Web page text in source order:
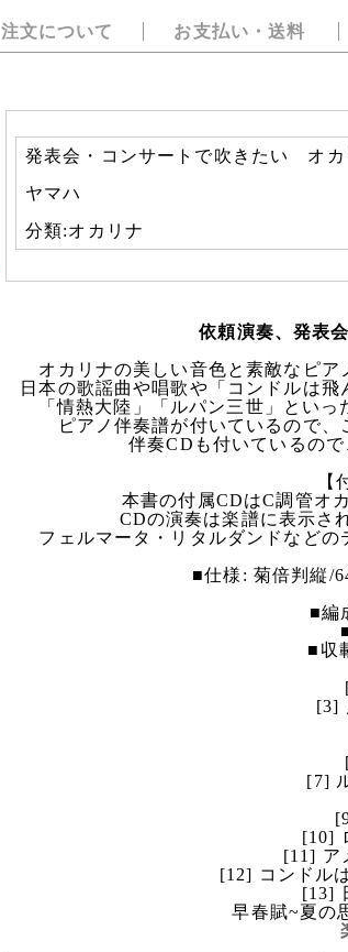
注文について お支払い・送料
発表会・コンサートで吹きたい オ
ヤマハ
分類:オカリナ
依頼演奏、発表
オカリナの美しい音色と素敵なピア
日本の歌謡曲や唱歌や「コンドルは
「情熱大陸」「ルパン三世」とい
ピアノ伴奏譜が付いているので
伴奏CDも付いているの
【
本書の付属CDはC調管オ
CDの演奏は楽譜に表示さ
フェルマータ・リタルダンドなどの
■仕様: 菊倍判縦/
■編
■収
[3]
[7]
[10]
[11] ア
[12] コンドル
[13]
早春賦~夏の